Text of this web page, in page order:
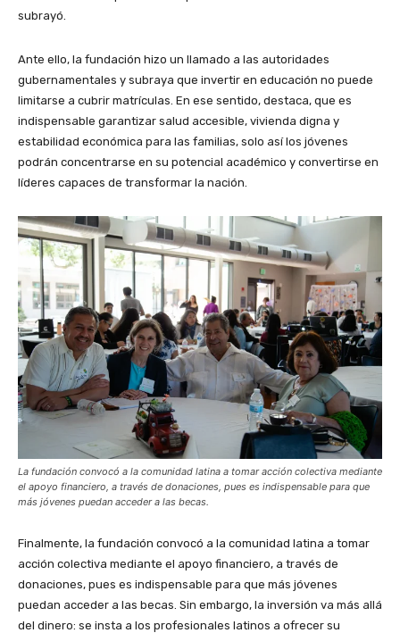
subrayó.
Ante ello, la fundación hizo un llamado a las autoridades
gubernamentales y subraya que invertir en educación no puede
limitarse a cubrir matrículas. En ese sentido, destaca, que es
indispensable garantizar salud accesible, vivienda digna y
estabilidad económica para las familias, solo así los jóvenes
podrán concentrarse en su potencial académico y convertirse en
líderes capaces de transformar la nación.
La fundación convocó a la comunidad latina a tomar acción colectiva mediante
el apoyo financiero, a través de donaciones, pues es indispensable para que
más jóvenes puedan acceder a las becas.
Finalmente, la fundación convocó a la comunidad latina a tomar
acción colectiva mediante el apoyo financiero, a través de
donaciones, pues es indispensable para que más jóvenes
puedan acceder a las becas. Sin embargo, la inversión va más allá
del dinero: se insta a los profesionales latinos a ofrecer su